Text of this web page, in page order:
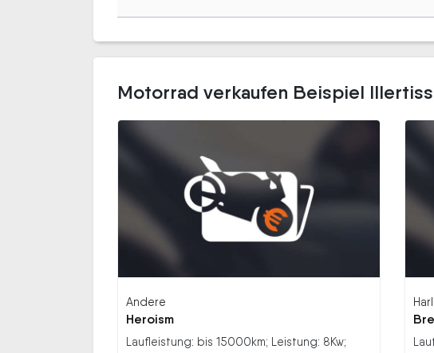
Motorrad verkaufen Beispiel
Andere
Heroism
Laufleistung: bis 15000km; Leistung: 8Kw;